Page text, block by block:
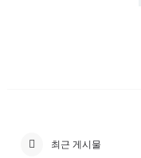
최근 게시물